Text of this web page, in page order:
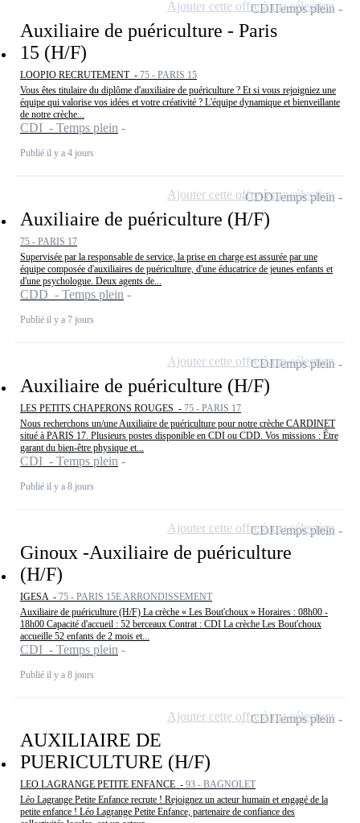
Auxiliaire de puériculture - Paris
15 (H/F)
LOOPIO RECRUTEMENT - 75 - PARIS 15
Vous êtes titulaire du diplôme d'auxiliaire de puériculture ? Et si vous rejoigniez une
équipe qui valorise vos idées et votre créativité ? L'équipe dynamique et bienveillante
de notre crèche...
CDI - Temps plein
Publié il y a 4 jours
CDITemps plein
Ajouter cette offre à ma sélection
Auxiliaire de puériculture (H/F)
75 - PARIS 17
Supervisée par la responsable de service, la prise en charge est assurée par une
équipe composée d'auxiliaires de puériculture, d'une éducatrice de jeunes enfants et
d'une psychologue. Deux agents de...
CDD - Temps plein
Publié il y a 7 jours
CDDTemps plein
Ajouter cette offre à ma sélection
Auxiliaire de puériculture (H/F)
LES PETITS CHAPERONS ROUGES - 75 - PARIS 17
Nous recherchons un/une Auxiliaire de puériculture pour notre crèche CARDINET
situé à PARIS 17. Plusieurs postes disponible en CDI ou CDD. Vos missions : Être
garant du bien-être physique et...
CDI - Temps plein
Publié il y a 8 jours
CDITemps plein
Ajouter cette offre à ma sélection
Ginoux -Auxiliaire de puériculture
(H/F)
IGESA - 75 - PARIS 15E ARRONDISSEMENT
Auxiliaire de puériculture (H/F) La crèche « Les Bout'choux » Horaires : 08h00 -
18h00 Capacité d'accueil : 52 berceaux Contrat : CDI La crèche Les Bout'choux
accueille 52 enfants de 2 mois et...
CDI - Temps plein
Publié il y a 8 jours
CDITemps plein
Ajouter cette offre à ma sélection
AUXILIAIRE DE
PUERICULTURE (H/F)
LEO LAGRANGE PETITE ENFANCE - 93 - BAGNOLET
Léo Lagrange Petite Enfance recrute ! Rejoignez un acteur humain et engagé de la
petite enfance ! Léo Lagrange Petite Enfance, partenaire de confiance des
CDITemps plein
Ajouter cette offre à ma sélection